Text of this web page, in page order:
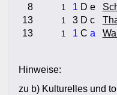
8 1 1 D e
13 1 3 D c
13 1 1 C a
Hinweise:
zu b) Kulturelles und